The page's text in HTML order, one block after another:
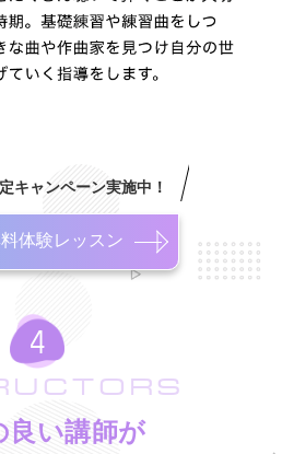
キャンペーン実施中！
体験レッスン
良い講師が